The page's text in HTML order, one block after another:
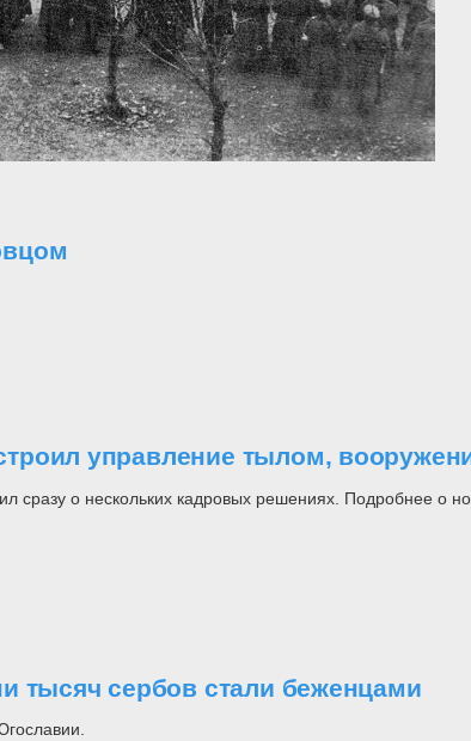
управление тылом,
сразу о нескольких кадровых решениях. Подробнее о
тысяч сербов стали беженцами